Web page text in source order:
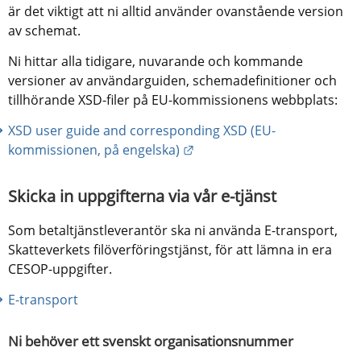
är det viktigt att ni alltid använder ovanstående version
av schemat.
Ni hittar alla tidigare, nuvarande och kommande
versioner av användarguiden, schemadefinitioner och
tillhörande XSD-filer på EU-kommissionens webbplats:
XSD user guide and corresponding XSD (EU-
kommissionen, på engelska)
Skicka in uppgifterna via vår e-tjänst
Som betaltjänstleverantör ska ni använda E-transport,
Skatteverkets filöverföringstjänst, för att lämna in era
CESOP-uppgifter.
E-transport
Ni behöver ett svenskt organisationsnummer